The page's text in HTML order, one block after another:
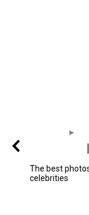
The best
celebrities